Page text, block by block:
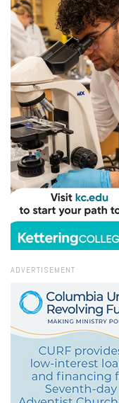
ADVERTISEMENT